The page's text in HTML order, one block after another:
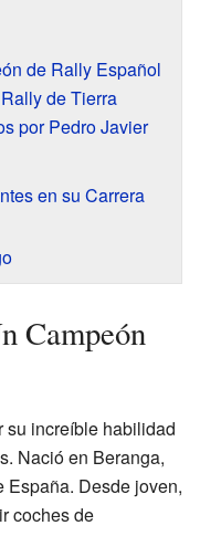
de Rally Español
de Tierra
por Pedro Javier
en su Carrera
Campeón
su increíble habilidad
Nació en Beranga,
España. Desde joven,
coches de